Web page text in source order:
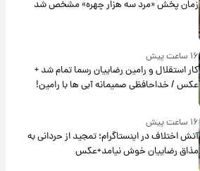
زمان پخش «مرد سه هزار چهره» مشخص شد
۱۶ ساعت پیش
کار استقلال و رامین رضاییان رسما تمام شد +
عکس / خداحافظی صمیمانه آبی ها با رامین!
۱۶ ساعت پیش
آتش اختلاف در اینستاگرام؛ تمجید از حردانی به
مذاق رضاییان خوش نیامد+عکس